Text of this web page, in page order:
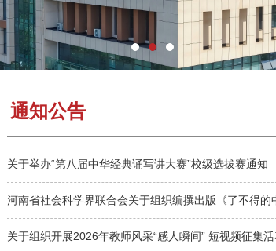
通知公告
关于举办“第八届中华经典诵写讲大赛”校级选拔赛通知
河南省社会科学界联合会关于组织编撰出版《了不得
关于组织开展2026年教师风采“感人瞬间” 短视频征集